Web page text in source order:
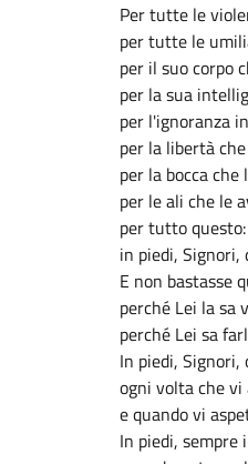
Per tutte le
per tutte le
per il suo corpo
per la sua
per l'ignoranza
per la libertà
per la bocca
per le ali che le
per tutto questo:
in piedi, Signori,
E non bastasse
perché Lei la sa
perché Lei sa
In piedi, Signori,
ogni volta che vi
e quando vi
In piedi, sempre